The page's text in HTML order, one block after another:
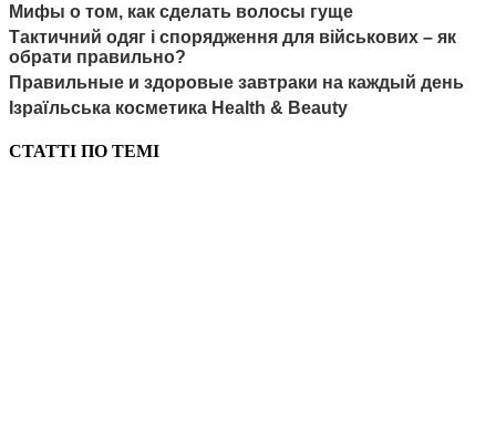
Мифы о том, как сделать волосы гуще
Тактичний одяг і спорядження для військових – як
обрати правильно?
Правильные и здоровые завтраки на каждый день
Ізраїльська косметика Health & Beauty
СТАТТІ ПО ТЕМІ